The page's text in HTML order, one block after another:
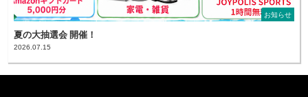
お知らせ
夏の大抽選会 開催！
2026.07.15